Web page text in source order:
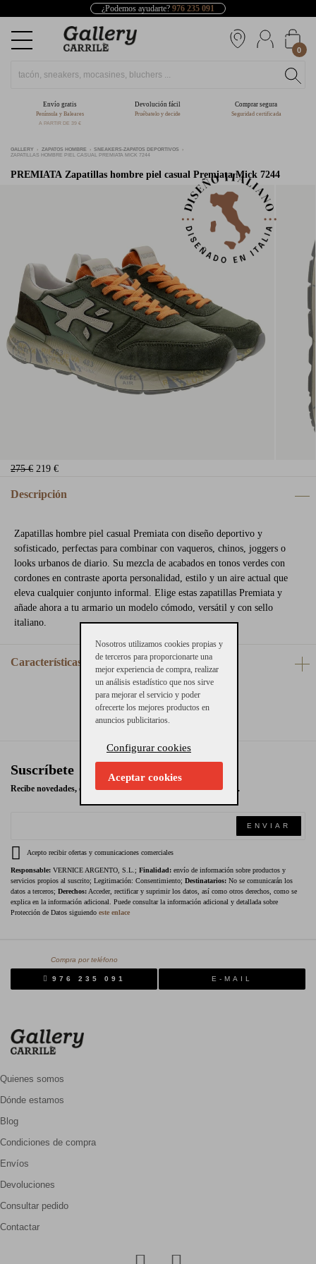
¿Podemos ayudarte? 976 235 091
0
Envío gratis
Península y Baleares
A PARTIR DE 39 €
Devolución fácil
Pruébatelo y decide
Comprar segura
Seguridad certificada
GALLERY ZAPATOS HOMBRE
SNEAKERS-ZAPATOS DEPORTIVOS
ZAPATILLAS HOMBRE PIEL CASUAL PREMIATA MICK 7244
PREMIATA Zapatillas hombre piel casual Premiata Mick 7244
275 € 219 €
Descripción
Zapatillas hombre piel casual Premiata con diseño deportivo y
sofisticado, perfectas para combinar con vaqueros, chinos, joggers o
looks urbanos de diario. Su mezcla de acabados en tonos verdes con
cordones en contraste aporta personalidad, estilo y un aire actual que
eleva cualquier conjunto informal. Elige estas zapatillas Premiata y
añade ahora a tu armario un modelo cómodo, versátil y con sello
italiano.
Características
Suscríbete
Recibe novedades, ofertas exclusivas y promociones en tu email.
ENVIAR
Acepto recibir ofertas y comunicaciones comerciales
Responsable: VERNICE ARGENTO, S.L.; Finalidad: envío de información sobre productos y
servicios propios al suscrito; Legitimación: Consentimiento; Destinatarios: No se comunicarán los
datos a terceros; Derechos: Acceder, rectificar y suprimir los datos, así como otros derechos, como se
explica en la información adicional. Puede consultar la información adicional y detallada sobre
Protección de Datos siguiendo este enlace
Compra por teléfono
976 235 091 E-MAIL
Quienes somos
Dónde estamos
Blog
Condiciones de compra
Envíos
Devoluciones
Consultar pedido
Contactar
Nosotros utilizamos cookies propias y
de terceros para proporcionarte una
mejor experiencia de compra, realizar
un análisis estadístico que nos sirve
para mejorar el servicio y poder
ofrecerte los mejores productos en
anuncios publicitarios.
Configurar cookies
Aceptar cookies